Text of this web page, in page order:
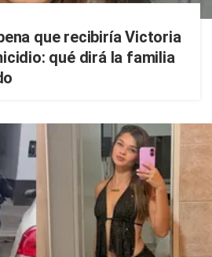
que recibiría Victoria
qué dirá la familia